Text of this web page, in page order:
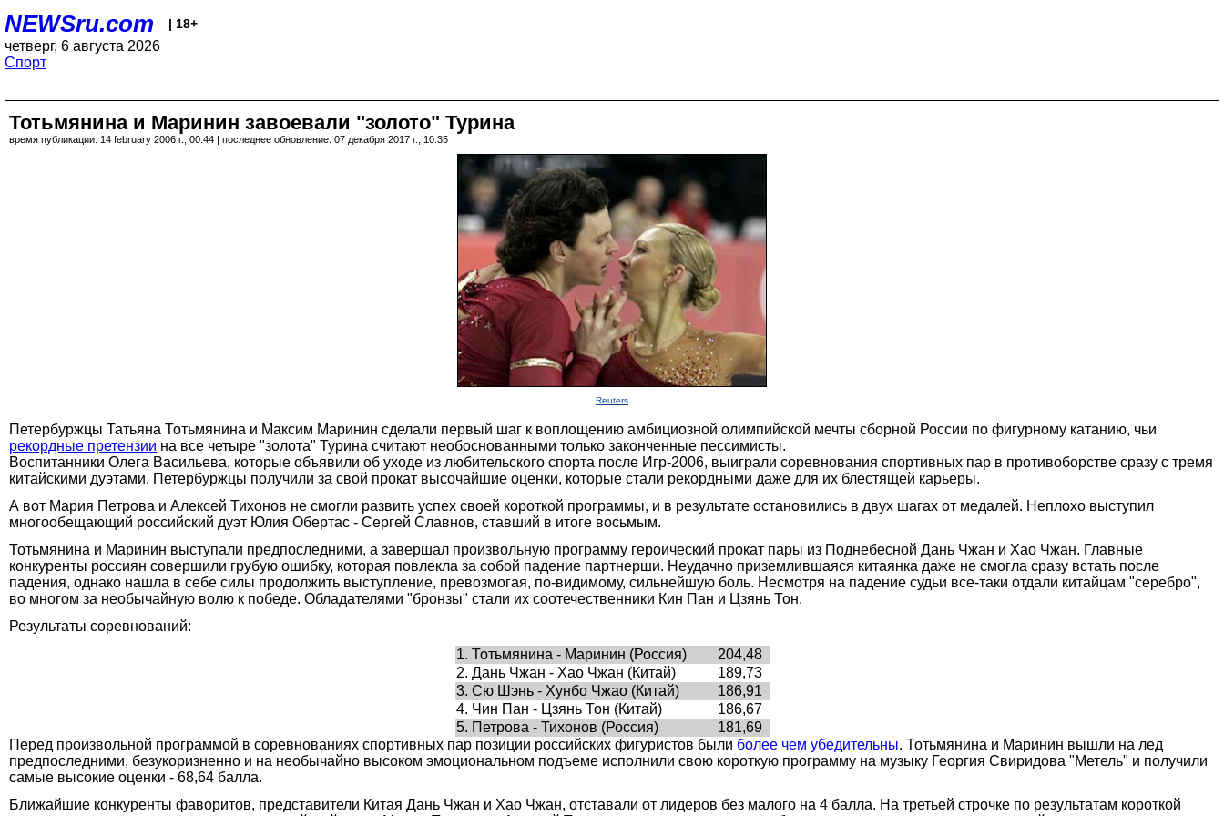
NEWSru.com | 18+
четверг, 6 августа 2026
Спорт
Тотьмянина и Маринин завоевали "золото" Турина
время публикации: 14 february 2006 г., 00:44 | последнее обновление: 07 декабря 2017 г., 10:35
Reuters
Петербуржцы Татьяна Тотьмянина и Максим Маринин сделали первый шаг к воплощению амбициозной олимпийской мечты сборной России по фигурному катанию, чьи
рекордные претензии на все четыре "золота" Турина считают необоснованными только законченные пессимисты.
Воспитанники Олега Васильева, которые объявили об уходе из любительского спорта после Игр-2006, выиграли соревнования спортивных пар в противоборстве сразу с тремя
китайскими дуэтами. Петербуржцы получили за свой прокат высочайшие оценки, которые стали рекордными даже для их блестящей карьеры.
А вот Мария Петрова и Алексей Тихонов не смогли развить успех своей короткой программы, и в результате остановились в двух шагах от медалей. Неплохо выступил
многообещающий российский дуэт Юлия Обертас - Сергей Славнов, ставший в итоге восьмым.
Тотьмянина и Маринин выступали предпоследними, а завершал произвольную программу героический прокат пары из Поднебесной Дань Чжан и Хао Чжан. Главные
конкуренты россиян совершили грубую ошибку, которая повлекла за собой падение партнерши. Неудачно приземлившаяся китаянка даже не смогла сразу встать после
падения, однако нашла в себе силы продолжить выступление, превозмогая, по-видимому, сильнейшую боль. Несмотря на падение судьи все-таки отдали китайцам "серебро",
во многом за необычайную волю к победе. Обладателями "бронзы" стали их соотечественники Кин Пан и Цзянь Тон.
Результаты соревнований:
1. Тотьмянина - Маринин (Россия)
204,48
2. Дань Чжан - Хао Чжан (Китай)
189,73
3. Сю Шэнь - Хунбо Чжао (Китай)
186,91
4. Чин Пан - Цзянь Тон (Китай)
186,67
5. Петрова - Тихонов (Россия)
181,69
Перед произвольной программой в соревнованиях спортивных пар позиции российских фигуристов были более чем убедительны. Тотьмянина и Маринин вышли на лед
предпоследними, безукоризненно и на необычайно высоком эмоциональном подъеме исполнили свою короткую программу на музыку Георгия Свиридова "Метель" и получили
самые высокие оценки - 68,64 балла.
Ближайшие конкуренты фаворитов, представители Китая Дань Чжан и Хао Чжан, отставали от лидеров без малого на 4 балла. На третьей строчке по результатам короткой